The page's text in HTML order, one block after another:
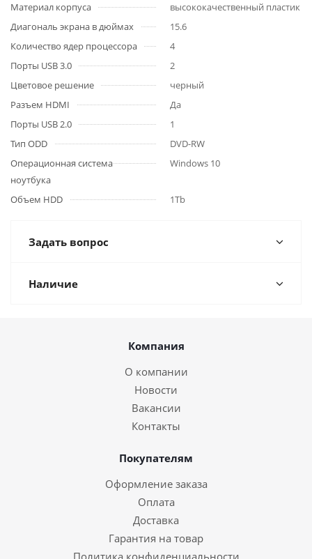
Материал корпуса
высококачественный пластик
Диагональ экрана в дюймах
15.6
Количество ядер процессора
4
Порты USB 3.0
2
Цветовое решение
черный
Разъем HDMI
Да
Порты USB 2.0
1
Тип ODD
DVD-RW
Операционная система
ноутбука
Windows 10
Объем HDD 1Tb
Задать вопрос
Наличие
Компания
О компании
Новости
Вакансии
Контакты
Покупателям
Оформление заказа
Оплата
Доставка
Гарантия на товар
Политика конфиденциальности